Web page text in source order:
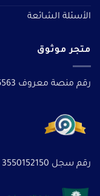
الأسئلة الشائعة
متجر موثوق
رقم منصة معروف 356563
رقم سجل 3550152150